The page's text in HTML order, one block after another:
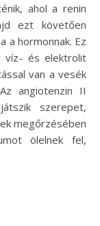
ahol a renin
ezt követően
a hormonnak. Ez
víz- és elektrolit
van a vesék
angiotenzin II
szerepet,
megőrzésében
ölelnek fel,